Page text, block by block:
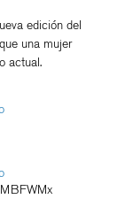
edición del
una mujer
actual.